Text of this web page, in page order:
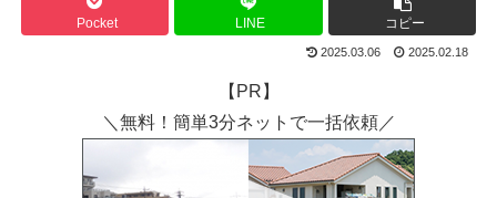
Pocket LINE コピー
2025.03.06 2025.02.18
【PR】
＼無料！簡単3分ネットで一括依頼／